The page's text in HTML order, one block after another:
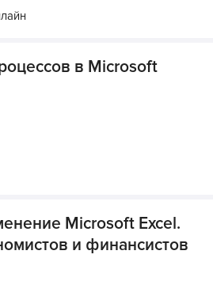
в Microsoft
Microsoft Excel.
и финансистов